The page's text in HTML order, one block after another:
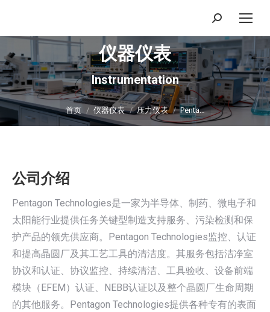
搜
索：
仪器仪表
Instrumentation
你在这里：
首页 仪器仪表 压力仪表 Penta…
公司介绍
Pentagon Technologies是一家为半导体、制药、微电子和
太阳能行业提供任务关键型制造支持服务、污染检测和保
护产品的领先供应商。Pentagon Technologies监控、认证
和提高晶圆厂及其工艺工具的清洁度。其服务包括洁净室
协议和认证、协议监控、持续清洁、工具验收、设备前端
模块（EFEM）认证、NEBB认证以及整个晶圆厂生命周期
的其他服务。Pentagon Technologies提供各种专有的表面